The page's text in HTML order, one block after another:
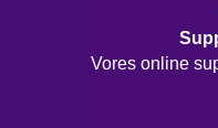
Vores online